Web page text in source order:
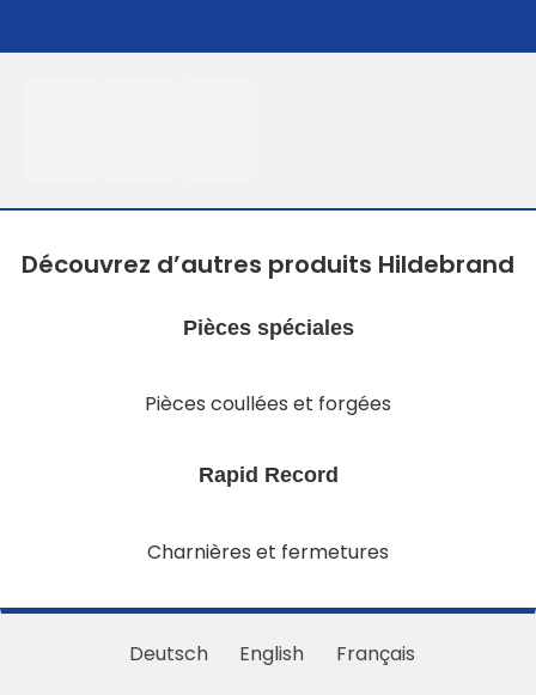
Découvrez d’autres produits Hildebrand
Pièces spéciales
Pièces coullées et forgées
Rapid Record
Charnières et fermetures
Deutsch English Français